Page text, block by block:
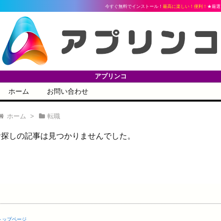
今すぐ無料でインストール！最高に楽しい！便利！ ★厳選ア
アプリンコ
ホーム お問い合わせ
ホーム > 転職
しの記事は見つかりませんでした。
ップページ